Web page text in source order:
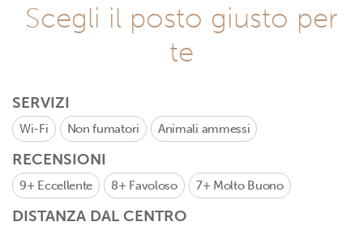
Scegli il posto giusto per
te
SERVIZI
Wi-Fi Non fumatori Animali ammessi
RECENSIONI
9+ Eccellente 8+ Favoloso 7+ Molto Buono
DISTANZA DAL CENTRO